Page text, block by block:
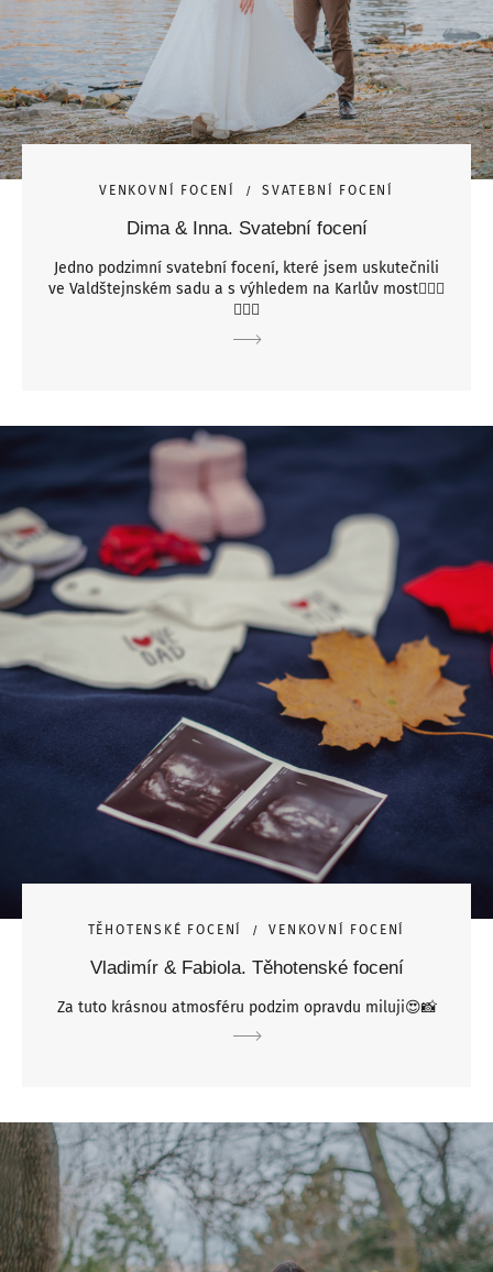
VENKOVNÍ FOCENÍ SVATEBNÍ FOCENÍ
Dima & Inna. Svatební focení
Jedno podzimní svatební focení, které jsem uskutečnili
ve Valdštejnském sadu a s výhledem na Karlův most🤵🏼‍♂️
👰🏻‍♀️
TĚHOTENSKÉ FOCENÍ VENKOVNÍ FOCENÍ
Vladimír & Fabiola. Těhotenské focení
Za tuto krásnou atmosféru podzim opravdu miluji😍📸